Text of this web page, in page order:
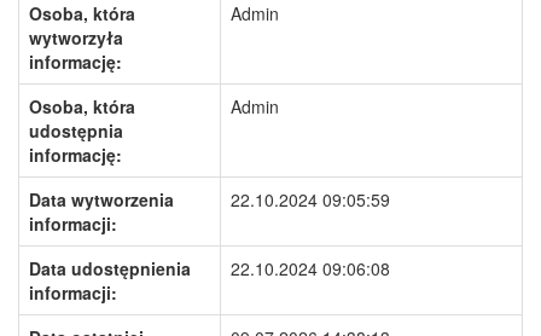
Osoba, która
wytworzyła
informację:
Admin
Osoba, która
udostępnia
informację:
Admin
Data wytworzenia
informacji:
22.10.2024 09:05:59
Data udostępnienia
informacji:
22.10.2024 09:06:08